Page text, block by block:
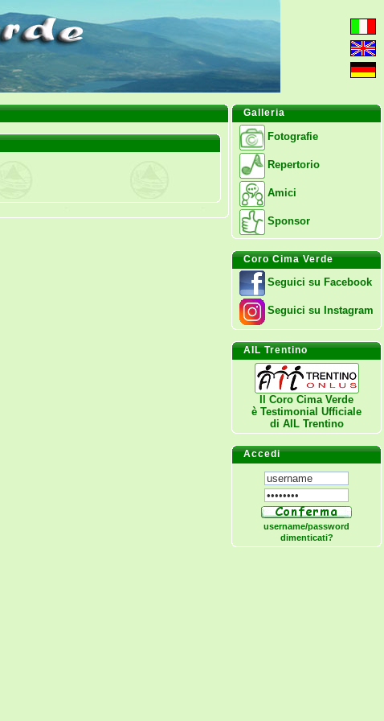
Galleria
Fotografie
Repertorio
Amici
Sponsor
Coro Cima Verde
Seguici su Facebook
Seguici su Instagram
AIL Trentino
Il Coro Cima Verde
è Testimonial Ufficiale
di AIL Trentino
Accedi
username/password
dimenticati?